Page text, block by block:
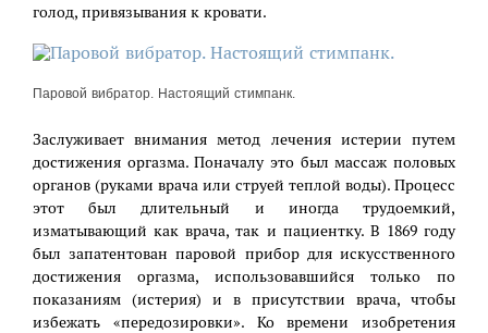
голод, привязывания к кровати.
Паровой вибратор. Настоящий стимпанк.
Заслуживает внимания метод лечения истерии путем
достижения оргазма. Поначалу это был массаж половых
органов (руками врача или струей теплой воды). Процесс
этот был длительный и иногда трудоемкий,
изматывающий как врача, так и пациентку. В 1869 году
был запатентован паровой прибор для искусственного
достижения оргазма, использовавшийся только по
показаниям (истерия) и в присутствии врача, чтобы
избежать «передозировки». Ко времени изобретения